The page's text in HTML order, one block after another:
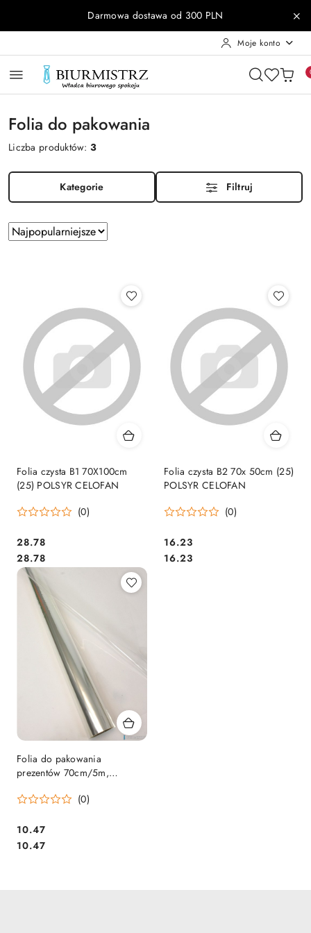
Przejdź do treści głównej
Przejdź do wyszukiwarki
Przejdź do moje konto
Przejdź do menu głównego
Przejdź do stopkiDarmowa dostawa od 300 PLN
Moje konto
Folia do pakowania
Liczba produktów:3
Kategorie Filtruj
Zastosowano
sortowanie:
Sortuj
według
Folia czysta B1 70X100cm
(25) POLSYR CELOFAN
(0)
Cena:
28.78
Cena:
28.78
Folia czysta B2 70x 50cm (25)
POLSYR CELOFAN
(0)
Cena:
16.23
Cena:
16.23
Folia do pakowania
prezentów 70cm/5m,
299/70/5 SALE
(0)
Cena:
10.47
Cena:
10.47